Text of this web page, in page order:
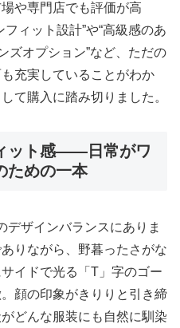
や専門店でも評価が高
ィット設計”や“高級感のあ
ズオプション”など、ただの
充実していることがわか
て購入に踏み切りました。
ット感――日常がワ
ための一本
デザインバランスにありま
りながら、野暮ったさがな
イドで光る「T」字のゴー
顔の印象がきりりと引き締
どんな服装にも自然に馴染